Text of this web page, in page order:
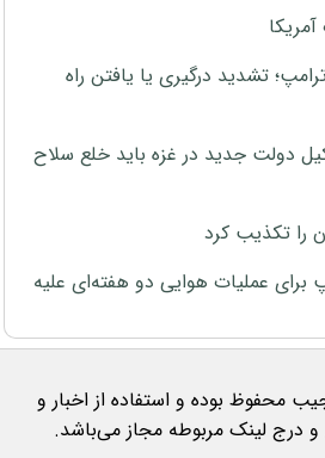
تشدید درگیری یا یافتن راه
دولت جدید در غزه باید خلع سلاح
را تکذیب کرد
برای عملیات هوایی دو هفته‌ای علیه
محفوظ بوده و استفاده از اخبار و
و درج لینک مربوطه مجاز می‌باشد.